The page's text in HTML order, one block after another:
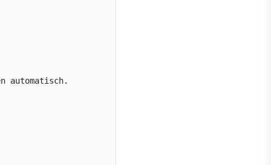
automatisch.